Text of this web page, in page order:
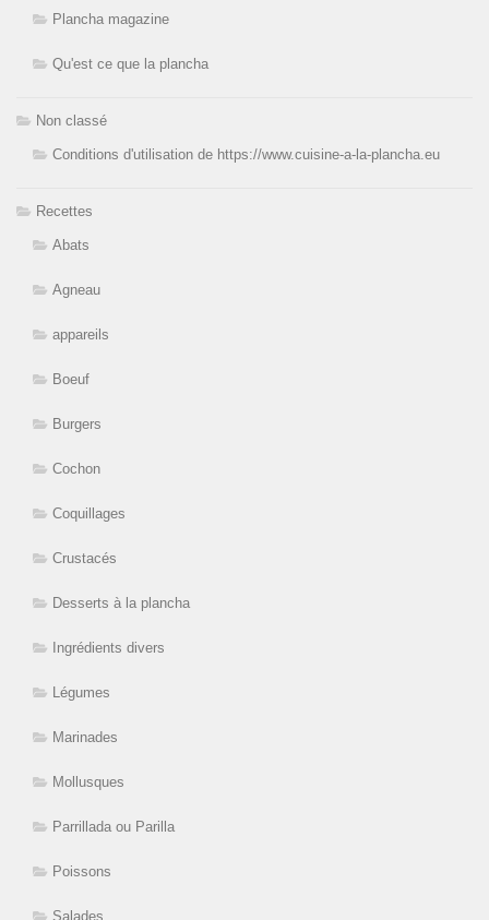
Plancha magazine
Qu'est ce que la plancha
Non classé
Conditions d'utilisation de https://www.cuisine-a-la-plancha.eu
Recettes
Abats
Agneau
appareils
Boeuf
Burgers
Cochon
Coquillages
Crustacés
Desserts à la plancha
Ingrédients divers
Légumes
Marinades
Mollusques
Parrillada ou Parilla
Poissons
Salades